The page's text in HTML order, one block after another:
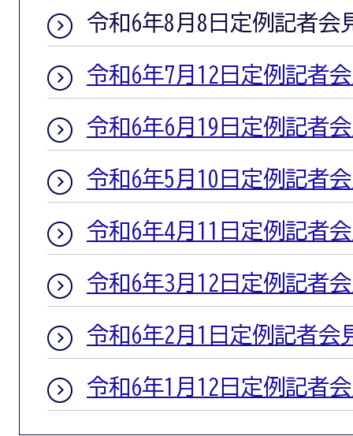
令和6年8月8日定例記者会
令和6年7月12日定例記者
令和6年6月19日定例記者
令和6年5月10日定例記者
令和6年4月11日定例記者
令和6年3月12日定例記者
令和6年2月1日定例記者会
令和6年1月12日定例記者